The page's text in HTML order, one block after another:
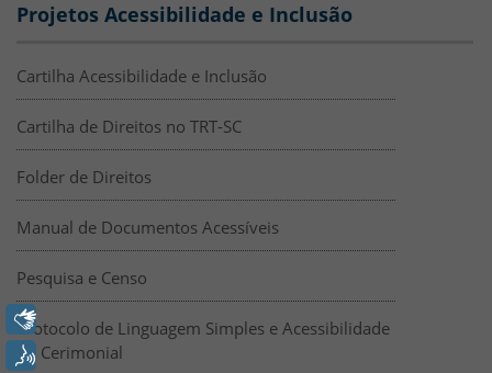
Projetos Acessibilidade e Inclusão
Cartilha Acessibilidade e Inclusão
Cartilha de Direitos no TRT-SC
Folder de Direitos
Manual de Documentos Acessíveis
Pesquisa e Censo
Protocolo de Linguagem Simples e Acessibilidade
no Cerimonial
Libras
Voz